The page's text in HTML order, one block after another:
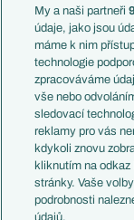
Témata
Představení týmů MS
EuroSkauting
PL v kostce
Evropské koeficienty
Přestupy
Přestupové spekulace
Zranění
Kluby
Arsenal FC
Chelsea FC
My a naši partneři
údaje, jako jsou
máme k nim
technologie
zpracováváme
vše nebo
sledovací
reklamy pro vás
kdykoli znovu
kliknutím na
stránky. Vaše
podrobnosti
údajů.